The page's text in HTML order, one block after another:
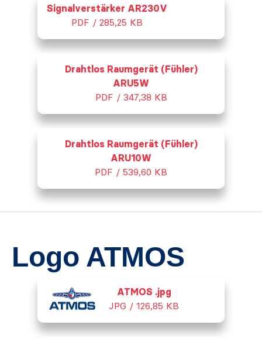
Signalverstärker AR230V
PDF / 285,25 KB
Drahtlos Raumgerät (Fühler)
ARU5W
PDF / 347,38 KB
Drahtlos Raumgerät (Fühler)
ARU10W
PDF / 539,60 KB
Logo ATMOS
ATMOS .jpg
JPG / 126,85 KB